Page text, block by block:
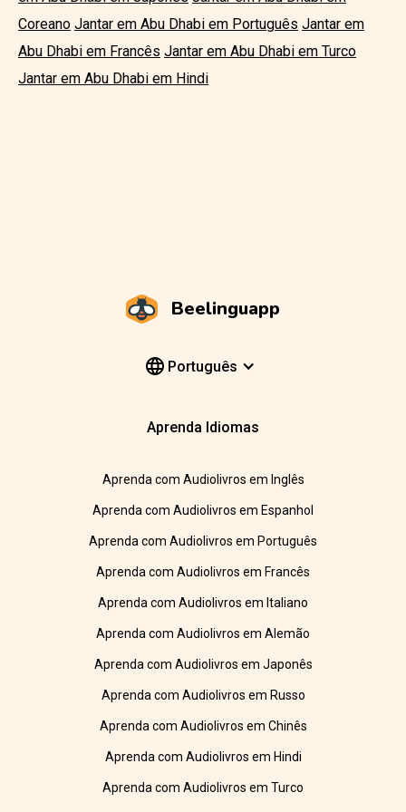
Coreano Jantar em Abu Dhabi em Português Jantar em
Abu Dhabi em Francês Jantar em Abu Dhabi em Turco
Jantar em Abu Dhabi em Hindi
Beelinguapp
Português
Aprenda Idiomas
Aprenda com Audiolivros em Inglês
Aprenda com Audiolivros em Espanhol
Aprenda com Audiolivros em Português
Aprenda com Audiolivros em Francês
Aprenda com Audiolivros em Italiano
Aprenda com Audiolivros em Alemão
Aprenda com Audiolivros em Japonês
Aprenda com Audiolivros em Russo
Aprenda com Audiolivros em Chinês
Aprenda com Audiolivros em Hindi
Aprenda com Audiolivros em Turco